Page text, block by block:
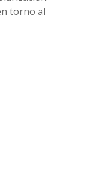
torno al